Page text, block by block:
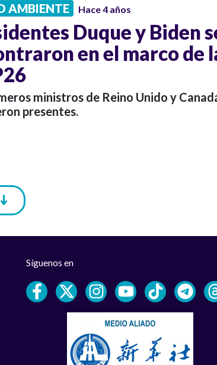
AMBIENTE Hace 4 años
Duque y Biden
en el marco de
ministros de Reino Unido y
presentes.
Síguenos en